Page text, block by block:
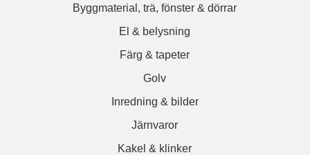
Byggmaterial, trä, fönster & dörrar
El & belysning
Färg & tapeter
Golv
Inredning & bilder
Järnvaror
Kakel & klinker